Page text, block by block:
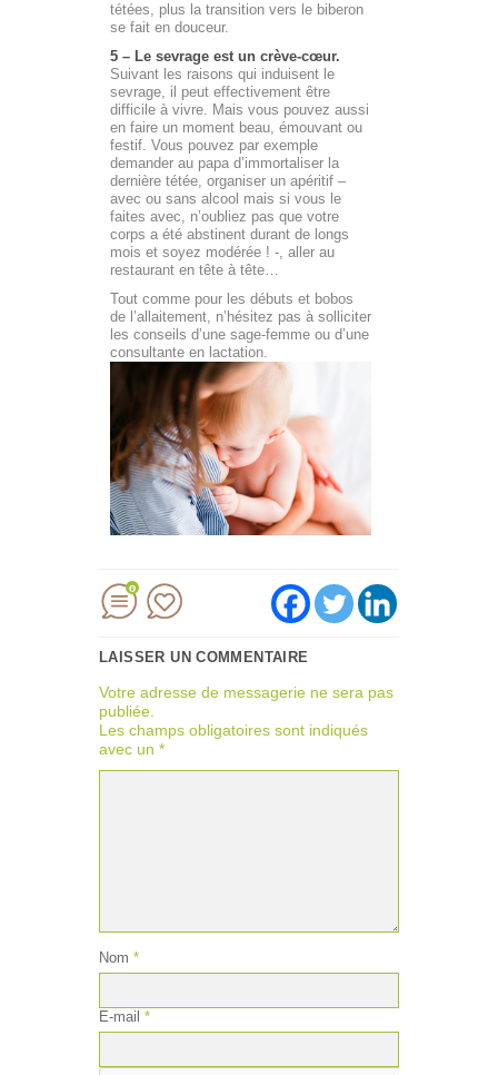
tétées, plus la transition vers le biberon
se fait en douceur.
5 – Le sevrage est un crève-cœur.
Suivant les raisons qui induisent le
sevrage, il peut effectivement être
difficile à vivre. Mais vous pouvez aussi
en faire un moment beau, émouvant ou
festif. Vous pouvez par exemple
demander au papa d’immortaliser la
dernière tétée, organiser un apéritif –
avec ou sans alcool mais si vous le
faites avec, n’oubliez pas que votre
corps a été abstinent durant de longs
mois et soyez modérée ! -, aller au
restaurant en tête à tête…
Tout comme pour les débuts et bobos
de l’allaitement, n’hésitez pas à solliciter
les conseils d’une sage-femme ou d’une
consultante en lactation.
0
LAISSER UN COMMENTAIRE
Votre adresse de messagerie ne sera pas
publiée.
Les champs obligatoires sont indiqués
avec un *
Nom *
E-mail *